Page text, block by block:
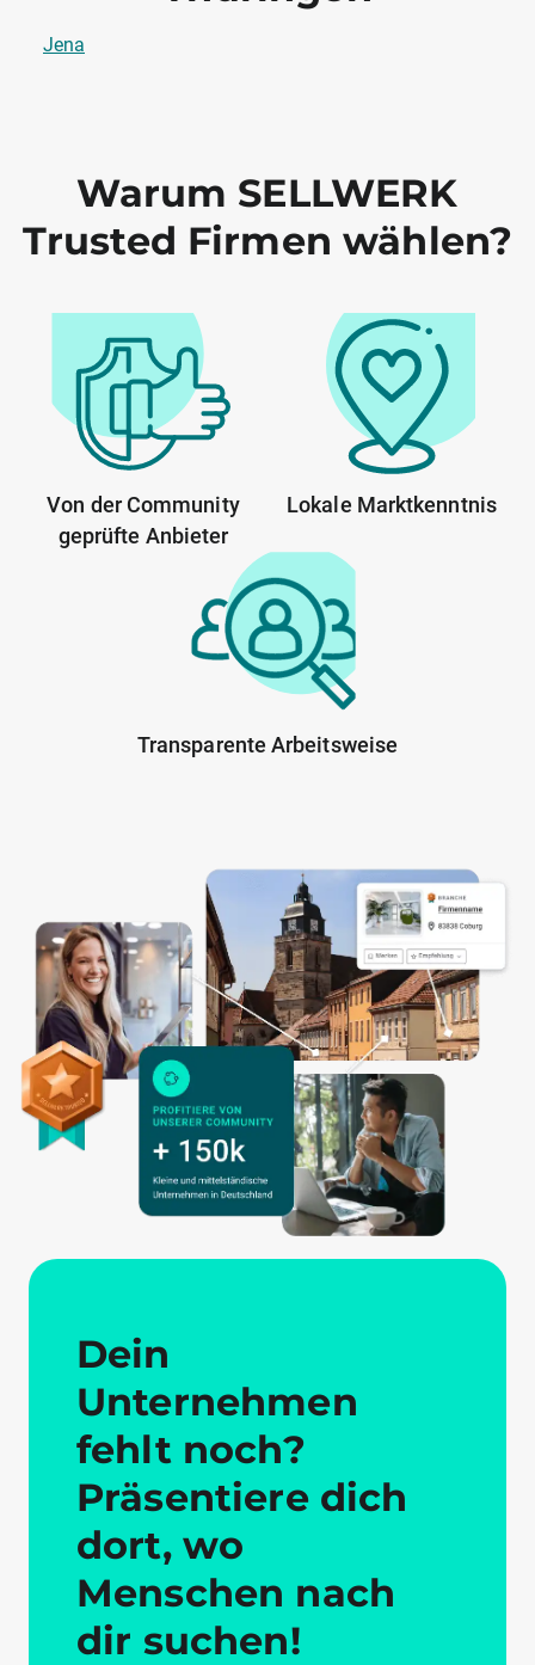
Jena
Warum SELLWERK
Trusted Firmen wählen?
Von der Community
geprüfte Anbieter
Lokale Marktkenntnis
Transparente Arbeitsweise
Dein
Unternehmen
fehlt noch?
Präsentiere dich
dort, wo
Menschen nach
dir suchen!